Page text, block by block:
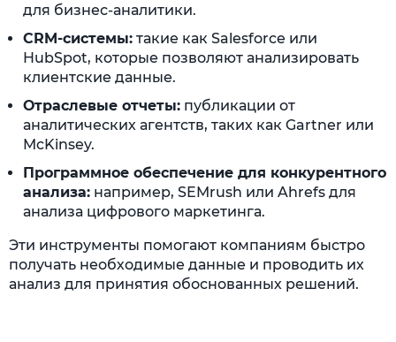
для бизнес-аналитики.
CRM-системы: такие как Salesforce или
HubSpot, которые позволяют анализировать
клиентские данные.
Отраслевые отчеты: публикации от
аналитических агентств, таких как Gartner или
McKinsey.
Программное обеспечение для конкурентного
анализа: например, SEMrush или Ahrefs для
анализа цифрового маркетинга.
Эти инструменты помогают компаниям быстро
получать необходимые данные и проводить их
анализ для принятия обоснованных решений.